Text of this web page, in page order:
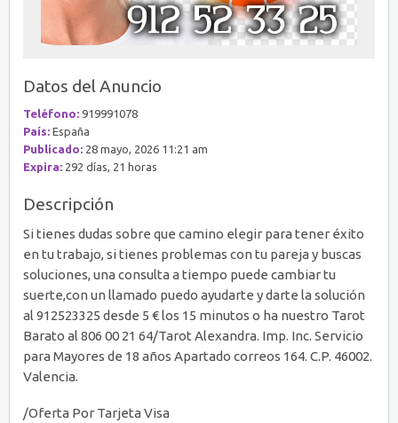
Datos del Anuncio
Teléfono: 919991078
País: España
Publicado: 28 mayo, 2026 11:21 am
Expira: 292 días, 21 horas
Descripción
Si tienes dudas sobre que camino elegir para tener éxito
en tu trabajo, si tienes problemas con tu pareja y buscas
soluciones, una consulta a tiempo puede cambiar tu
suerte,con un llamado puedo ayudarte y darte la solución
al 912523325 desde 5 € los 15 minutos o ha nuestro Tarot
Barato al 806 00 21 64/Tarot Alexandra. Imp. Inc. Servicio
para Mayores de 18 años Apartado correos 164. C.P. 46002.
Valencia.
/Oferta Por Tarjeta Visa